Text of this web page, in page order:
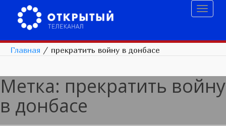
Главная / прекратить войну в донбасе
Метка: прекратить войну
в донбасе